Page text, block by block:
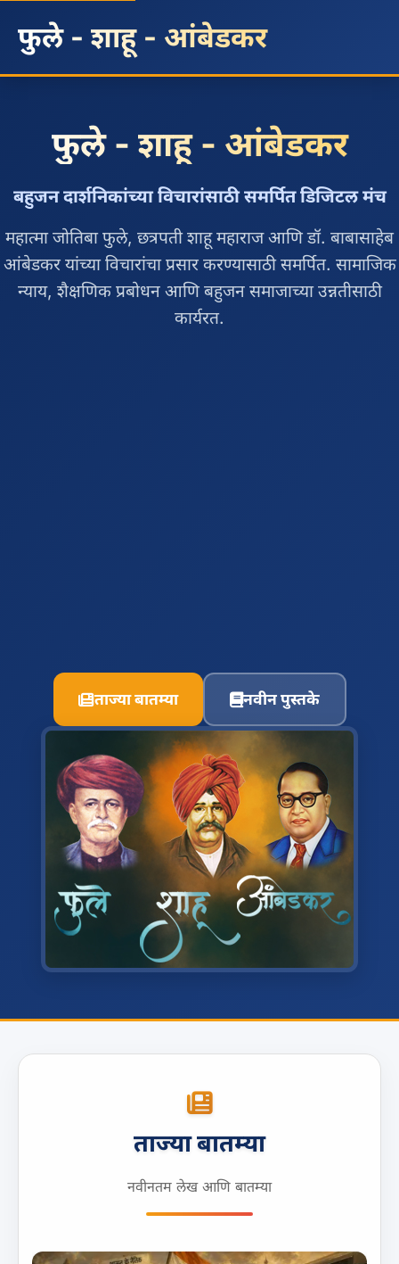
फुले - शाहू - आंबेडकर
फुले - शाहू - आंबेडकर
बहुजन दार्शनिकांच्या विचारांसाठी समर्पित डिजिटल मंच
महात्मा जोतिबा फुले, छत्रपती शाहू महाराज आणि डॉ. बाबासाहेब
आंबेडकर यांच्या विचारांचा प्रसार करण्यासाठी समर्पित. सामाजिक
न्याय, शैक्षणिक प्रबोधन आणि बहुजन समाजाच्या उन्नतीसाठी
कार्यरत.
ताज्या बातम्या नवीन पुस्तके
ताज्या बातम्या
नवीनतम लेख आणि बातम्या